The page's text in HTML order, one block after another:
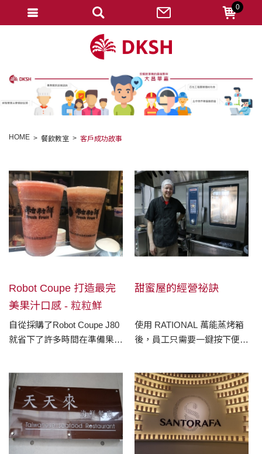
HOME 餐飲教室 客戶成功故事
Robot Coupe 打造最完
美果汁口感 - 粒粒鮮
自從採購了Robot Coupe J80
就省下了許多時間在準備果
擺在櫃檯，客人現點我們就當
場把一整個蘋果放進去，然後
一杯果汁就好了，客人覺得很
厲害」
甜蜜屋的經營祕訣
使用 RATIONAL 萬能蒸烤箱
後，員工只需要一鍵按下便可
使廚藝技巧不再是 Damien 應
徵員工時的必要條件，進而省
下一筆可觀的人事成本
0
忘記密碼
變更密碼
我的收藏
匯款通知
會員登出